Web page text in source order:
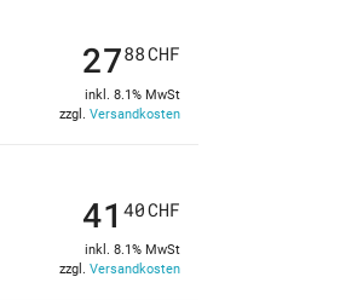
2788CHF
inkl. 8.1% MwSt
zzgl. Versandkosten
4140CHF
inkl. 8.1% MwSt
zzgl. Versandkosten